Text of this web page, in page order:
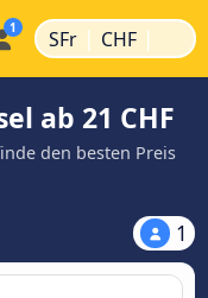
SFr | CHF |
ab 21 CHF
den besten Preis
1